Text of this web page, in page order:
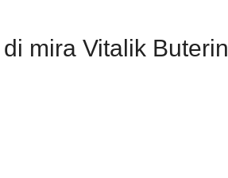
mira Vitalik Buterin